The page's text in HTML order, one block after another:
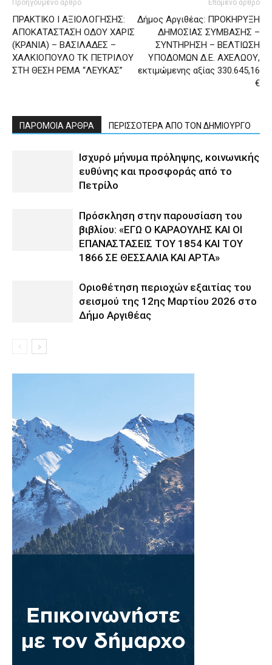
Προηγούμενο άρθρο
ΠΡΑΚΤΙΚΟ I ΑΞΙΟΛΟΓΗΣΗΣ:
ΑΠΟΚΑΤΑΣΤΑΣΗ ΟΔΟΥ ΧΑΡΙΣ
(ΚΡΑΝΙΑ) – ΒΑΣΙΛΑΔΕΣ –
ΧΑΛΚΙΟΠΟΥΛΟ ΤΚ ΠΕΤΡΙΛΟΥ
ΣΤΗ ΘΕΣΗ ΡΕΜΑ “ΛΕΥΚΑΣ”
Επόμενο άρθρο
Δήμος Αργιθέας: ΠΡΟΚΗΡΥΞΗ
ΔΗΜΟΣΙΑΣ ΣΥΜΒΑΣΗΣ –
ΣΥΝΤΗΡΗΣΗ – ΒΕΛΤΙΩΣΗ
ΥΠΟΔΟΜΩΝ Δ.Ε. ΑΧΕΛΩΟΥ,
εκτιμώμενης αξίας 330.645,16
€
ΠΑΡΟΜΟΙΑ ΑΡΘΡΑ ΠΕΡΙΣΣΟΤΕΡΑ ΑΠΟ ΤΟΝ ΔΗΜΙΟΥΡΓΟ
Ισχυρό μήνυμα πρόληψης, κοινωνικής
ευθύνης και προσφοράς από το
Πετρίλο
Πρόσκληση στην παρουσίαση του
βιβλίου: «ΕΓΩ Ο ΚΑΡΑΟΥΛΗΣ ΚΑΙ ΟΙ
ΕΠΑΝΑΣΤΑΣΕΙΣ ΤΟΥ 1854 ΚΑΙ ΤΟΥ
1866 ΣΕ ΘΕΣΣΑΛΙΑ ΚΑΙ ΑΡΤΑ»
Οριοθέτηση περιοχών εξαιτίας του
σεισμού της 12ης Μαρτίου 2026 στο
Δήμο Αργιθέας